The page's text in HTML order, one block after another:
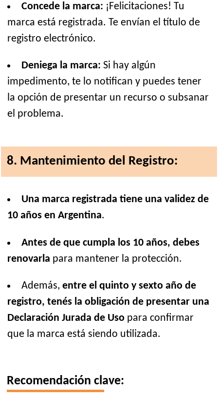
Concede la marca: ¡Felicitaciones! Tu
marca está registrada. Te envían el título de
registro electrónico.
Deniega la marca: Si hay algún
impedimento, te lo notifican y puedes tener
la opción de presentar un recurso o subsanar
el problema.
8. Mantenimiento del Registro:
Una marca registrada tiene una validez de
10 años en Argentina.
Antes de que cumpla los 10 años, debes
renovarla para mantener la protección.
Además,entre el quinto y sexto año de
registro, tenés la obligación de presentar una
Declaración Jurada de Uso para confirmar
que la marca está siendo utilizada.
Recomendación clave: